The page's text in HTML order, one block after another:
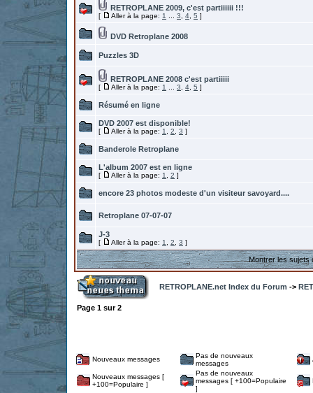
RETROPLANE 2009, c'est partiiiiii !!!
[ Aller à la page: 1 3 4 5 ]
DVD Retroplane 2008
Puzzles 3D
RETROPLANE 2008 c'est partiiiii
[ Aller à la page: 1 3 4 5 ]
Résumé en ligne
DVD 2007 est disponible!
[ Aller à la page: 1 2 3 ]
Banderole Retroplane
L'album 2007 est en ligne
[ Aller à la page: 1 2 ]
encore 23 photos modeste d'un visiteur savoyard....
Retroplane 07-07-07
J-3
[ Aller à la page: 1 2 3 ]
Montrer les sujets
RETROPLANE.net Index du Forum ->
Page 1 sur2
Nouveaux messages
Pas de nouveaux
messages
Nouveaux messages [
+100=Populaire ]
Pas de nouveaux
messages [ +100=Populaire
]